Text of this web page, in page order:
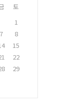
토
1
7
8
15
22
29